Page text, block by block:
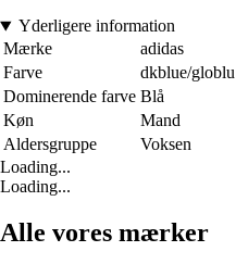
Yderligere information
Mærke
adidas
Farve
dkblue/globlu
Dominerende farve Blå
Køn
Mand
Aldersgruppe
Voksen
Loading...
Loading...
Alle vores mærker